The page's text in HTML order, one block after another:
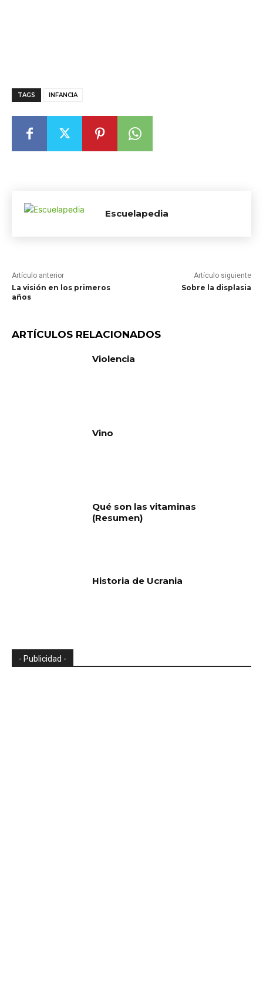
TAGS INFANCIA
Escuelapedia
Artículo anterior
La visión en los primeros
años
Artículo siguiente
Sobre la displasia
ARTÍCULOS RELACIONADOS
Violencia
Vino
Qué son las vitaminas
(Resumen)
Historia de Ucrania
- Publicidad -